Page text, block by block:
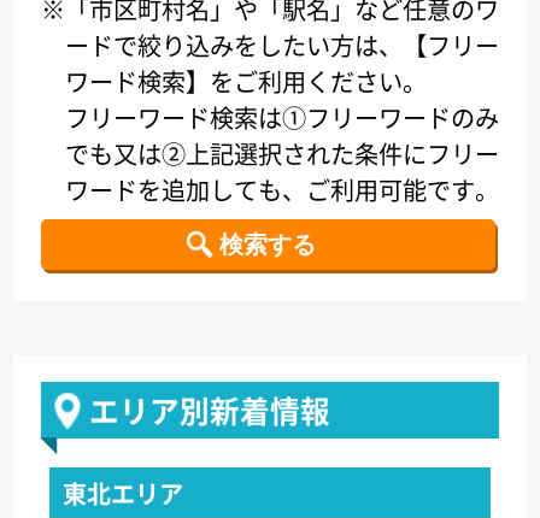
※「市区町村名」や「駅名」など任意のワ
ードで絞り込みをしたい方は、【フリー
ワード検索】をご利用ください。
フリーワード検索は①フリーワードのみ
でも又は②上記選択された条件にフリー
ワードを追加しても、ご利用可能です。
エリア別新着情報
東北エリア